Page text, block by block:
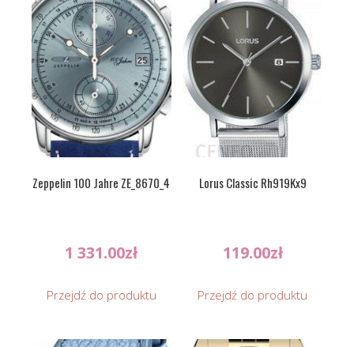
Zeppelin 100 Jahre ZE_8670_4
1 331.00zł
Przejdź do produktu
Lorus Classic Rh919Kx9
119.00zł
Przejdź do produktu